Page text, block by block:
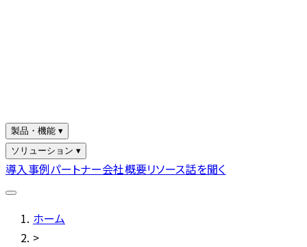
製品・機能 ▾
ソリューション ▾
導入事例パートナー会社概要リソース話を聞く
ホーム
>